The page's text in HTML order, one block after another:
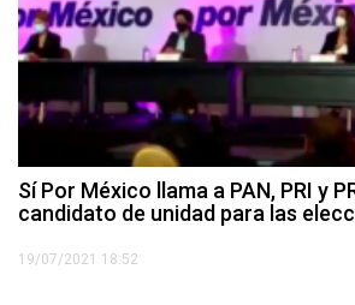
Sí Por México llama a PAN, PRI y
candidato de unidad para las
19/07/2021 18:52